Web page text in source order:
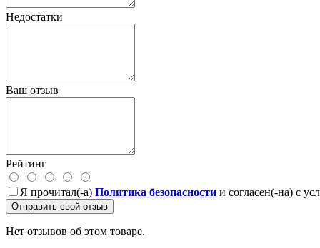
Недостатки
Ваш отзыв
Рейтинг
Я прочитал(-а) Политика безопасности и согласен(-на) с
Отправить свой отзыв
Нет отзывов об этом товаре.